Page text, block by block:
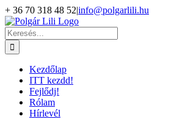
Kihagyás
+ 36 70 318 48 52|info@polgarlili.hu
Keresés...
Kezdőlap
ITT kezdd!
Fejlődj!
Rólam
Hírlevél